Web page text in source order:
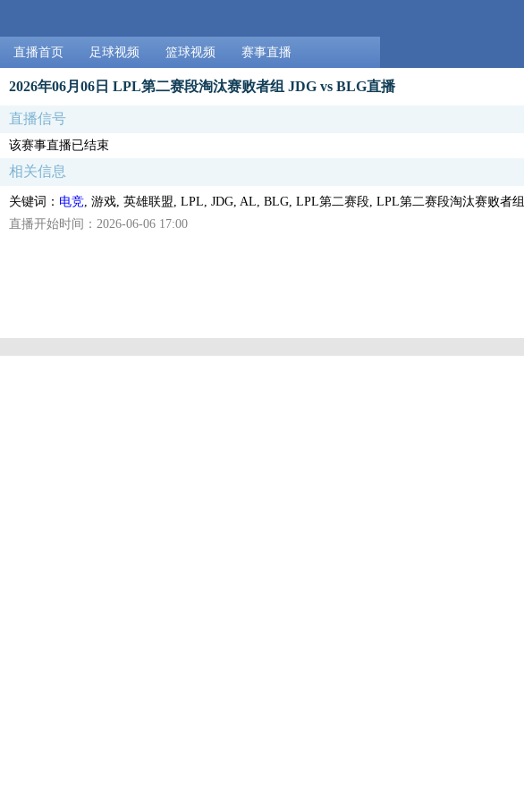
直播首页 足球视频 篮球视频 赛事直播
2026年06月06日 LPL第二赛段淘汰赛败者组 JDG vs BLG直播
直播信号
该赛事直播已结束
相关信息
关键词： 电竞 , 游戏, 英雄联盟, LPL, JDG, AL, BLG, LPL第二赛段, LPL第二赛段淘汰赛败者组
直播开始时间：2026-06-06 17:00